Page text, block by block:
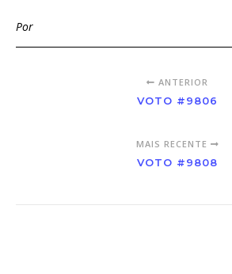
Por
ANTERIOR
VOTO #9806
MAIS RECENTE
VOTO #9808